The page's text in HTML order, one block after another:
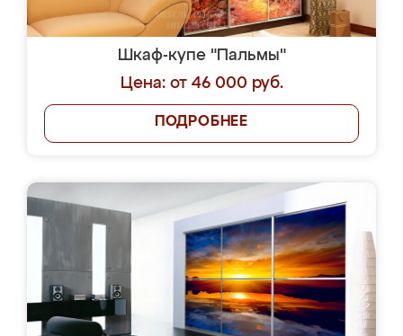
Шкаф-купе "Пальмы"
Цена: от 46 000 руб.
ПОДРОБНЕЕ